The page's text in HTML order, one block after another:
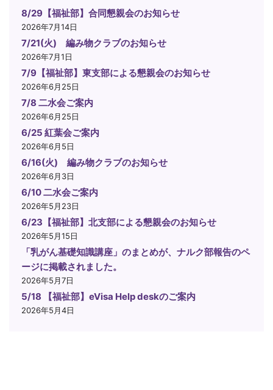
8/29【福祉部】合同懇親会のお知らせ
2026年7月14日
7/21(火) 編み物クラブのお知らせ
2026年7月1日
7/9【福祉部】東支部による懇親会のお知らせ
2026年6月25日
7/8 二水会ご案内
2026年6月25日
6/25 紅葉会ご案内
2026年6月5日
6/16(火) 編み物クラブのお知らせ
2026年6月3日
6/10 二水会ご案内
2026年5月23日
6/23【福祉部】北支部による懇親会のお知らせ
2026年5月15日
「乳がん基礎知識講座」のまとめが、ナルク部報告のペ
ージに掲載されました。
2026年5月7日
5/18 【福祉部】eVisa Help deskのご案内
2026年5月4日